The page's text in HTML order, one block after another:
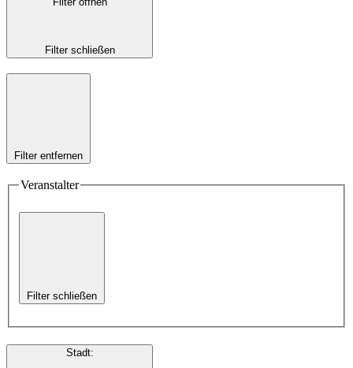
Filter schließen
Filter entfernen
Veranstalter
Filter schließen
Stadt: